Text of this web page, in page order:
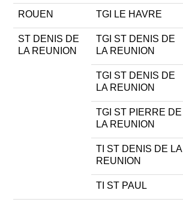
ROUEN TGI LE HAVRE
ST DENIS DE
LA REUNION
TGI ST DENIS DE
LA REUNION
TGI ST DENIS DE
LA REUNION
TGI ST PIERRE DE
LA REUNION
TI ST DENIS DE LA
REUNION
TI ST PAUL